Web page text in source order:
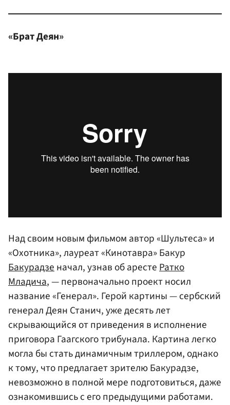
«Брат Деян»
Над своим новым фильмом автор «Шультеса» и
«Охотника», лауреат «Кинотавра» Бакур
Бакурадзеначал, узнав об арестеРатко
Младича, — первоначально проект носил
название «Генерал». Герой картины — сербский
генерал Деян Станич, уже десять лет
скрывающийся от приведения в исполнение
приговора Гаагского трибунала. Картина легко
могла бы стать динамичным триллером, однако
к тому, что предлагает зрителю Бакурадзе,
невозможно в полной мере подготовиться, даже
ознакомившись с его предыдущими работами.